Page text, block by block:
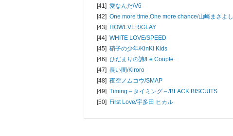
[41] 愛なんだ/V6
[42] One more time,One more chance/山崎まさよし
[43] HOWEVER/GLAY
[44] WHITE LOVE/SPEED
[45] 硝子の少年/KinKi Kids
[46] ひだまりの詩/Le Couple
[47] 長い間/Kiroro
[48] 夜空ノムコウ/SMAP
[49] Timing～タイミング～/BLACK BISCUITS
[50] First Love/宇多田 ヒカル